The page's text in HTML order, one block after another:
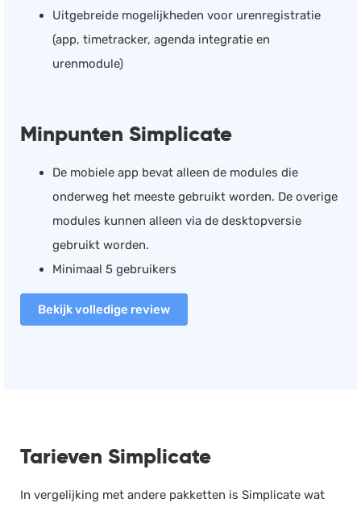
Uitgebreide mogelijkheden voor urenregistratie
(app, timetracker, agenda integratie en
urenmodule)
Minpunten Simplicate
De mobiele app bevat alleen de modules die
onderweg het meeste gebruikt worden. De overige
modules kunnen alleen via de desktopversie
gebruikt worden.
Minimaal 5 gebruikers
Bekijk volledige review
Tarieven Simplicate
In vergelijking met andere pakketten is Simplicate wat